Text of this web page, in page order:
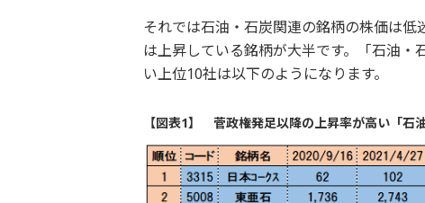
それでは石油・石炭関連の銘柄の株価は
は上昇している銘柄が大半です。「石油
い上位10社は以下のようになります。
【図表1】 菅政権発足以降の上昇率が高い「石